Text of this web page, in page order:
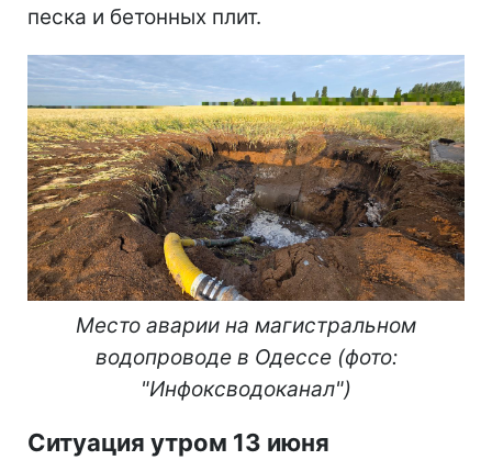
песка и бетонных плит.
Место аварии на магистральном
водопроводе в Одессе (фото:
"Инфоксводоканал")
Ситуация утром 13 июня